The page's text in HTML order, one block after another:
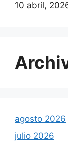
10 abril,
agosto 2026
julio 2026